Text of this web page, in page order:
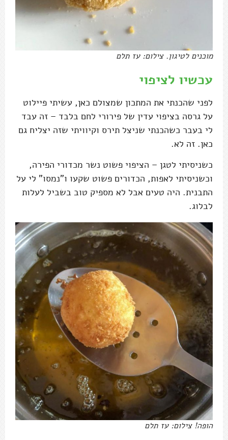
מוכנים לטיגון. צילום: עז תלם
עכשיו לציפוי
לפני שהכנתי את המתכון שמצולם כאן, עשיתי פיילוט
על גרסה בציפוי עדין של פירורי לחם בלבד – זה עבד
לי בעבר כשהכנתי שניצל תירס וקיוויתי שזה יצליח גם
כאן. זה לא.
כשניסיתי לטגן – הציפוי פשוט נשר מכדורי הפירה,
וכשניסיתי לאפות, הכדורים פשוט שקעו ו"נמסו" לי על
התבנית. היה טעים אבל לא מספיק טוב בשביל לעלות
לבלוג.
הופה! צילום: עז תלם